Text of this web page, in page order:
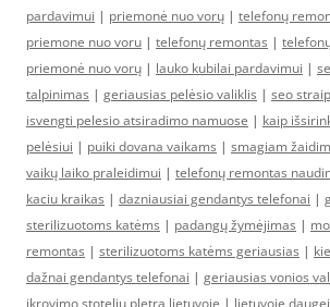
pardavimui | priemonė nuo vorų | telefonų
priemone nuo voru | telefonų remontas |
priemonė nuo vorų | lauko kubilai pardavimui |
talpinimas | geriausias pelėsio valiklis | seo
isvengti pelesio atsiradimo namuose | kaip
pelėsiui | puiki dovana vaikams | smagiam
vaikų laiko praleidimui | telefonų remontas
kaciu kraikas | dazniausiai gendantys telefonai |
sterilizuotoms katėms | padangų žymėjimas |
remontas | sterilizuotoms katėms geriausias |
dažnai gendantys telefonai | geriausias vonios
ikrovimo stoteliu pletra lietuvoje | lietuvoje